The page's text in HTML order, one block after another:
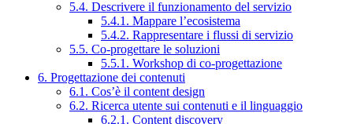
5.4. Descrivere il funzionamento del servizio
5.4.1. Mappare l’ecosistema
5.4.2. Rappresentare i flussi di servizio
5.5. Co-progettare le soluzioni
5.5.1. Workshop di co-progettazione
6. Progettazione dei contenuti
6.1. Cos’è il content design
6.2. Ricerca utente sui contenuti e il linguaggio
6.2.1. Content discovery